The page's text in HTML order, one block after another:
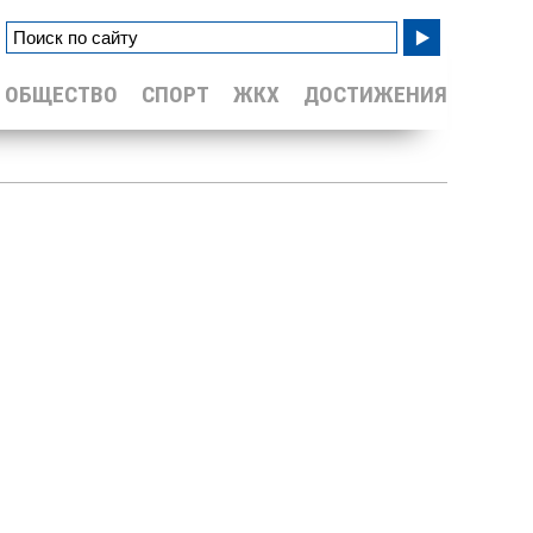
ДОСТИЖЕНИЯ
ЖКХ
СПОРТ
ОБЩЕСТВО